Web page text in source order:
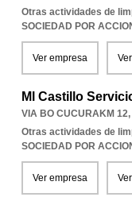
Otras actividades de
SOCIEDAD POR
Ver empresa
Ml Castillo
VIA BO CUCURAKM 12,
Otras actividades de
SOCIEDAD POR
Ver empresa